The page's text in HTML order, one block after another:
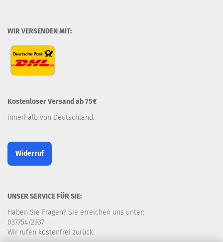
WIR VERSENDEN MIT:
Kostenloser Versand ab 75€
innerhalb von Deutschland.
Widerruf
UNSER SERVICE FÜR SIE:
Haben Sie Fragen? Sie erreichen uns unter:
037754/2937
Wir rufen kostenfrei zurück.